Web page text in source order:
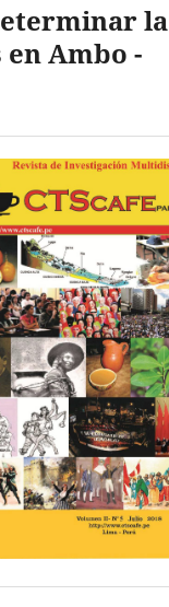
la
Ambo -